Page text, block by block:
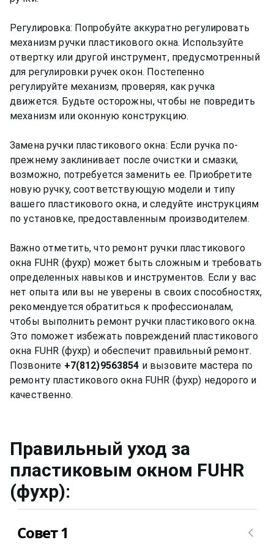
Регулировка: Попробуйте аккуратно регулировать
механизм ручки пластикового окна. Используйте
отвертку или другой инструмент, предусмотренный
для регулировки ручек окон. Постепенно
регулируйте механизм, проверяя, как ручка
движется. Будьте осторожны, чтобы не повредить
механизм или оконную конструкцию.
Замена ручки пластикового окна: Если ручка по-
прежнему заклинивает после очистки и смазки,
возможно, потребуется заменить ее. Приобретите
новую ручку, соответствующую модели и типу
вашего пластикового окна, и следуйте инструкциям
по установке, предоставленным производителем.
Важно отметить, что ремонт ручки пластикового
окна FUHR (фухр) может быть сложным и требовать
определенных навыков и инструментов. Если у вас
нет опыта или вы не уверены в своих способностях,
рекомендуется обратиться к профессионалам,
чтобы выполнить ремонт ручки пластикового окна.
Это поможет избежать повреждений пластикового
окна FUHR (фухр) и обеспечит правильный ремонт.
Позвоните +7(812)9563854 и вызовите мастера по
ремонту пластикового окна FUHR (фухр) недорого и
Правильный уход за
пластиковым окном FUHR
(фухр):
Совет 1